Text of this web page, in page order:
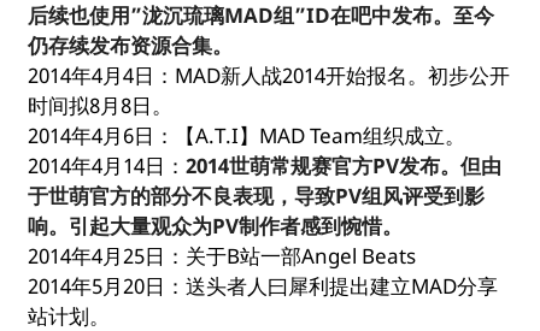
后续也使用”泷沉琉璃MAD组”ID在吧中发布。至今
仍存续发布资源合集。
2014年4月4日：MAD新人战2014开始报名。初步公开
时间拟8月8日。
2014年4月6日：【A.T.I】MAD Team组织成立。
2014年4月14日： 2014世萌常规赛官方PV发布。但由
于世萌官方的部分不良表现，导致PV组风评受到影
响。引起大量观众为PV制作者感到惋惜。
2014年4月25日：关于B站一部Angel Beats
2014年5月20日：送头者人曰犀利提出建立MAD分享
站计划。